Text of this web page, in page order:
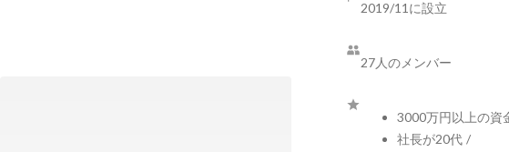
2019/11に設立
27人のメンバー
3000万円以上の資
社長が20代 /